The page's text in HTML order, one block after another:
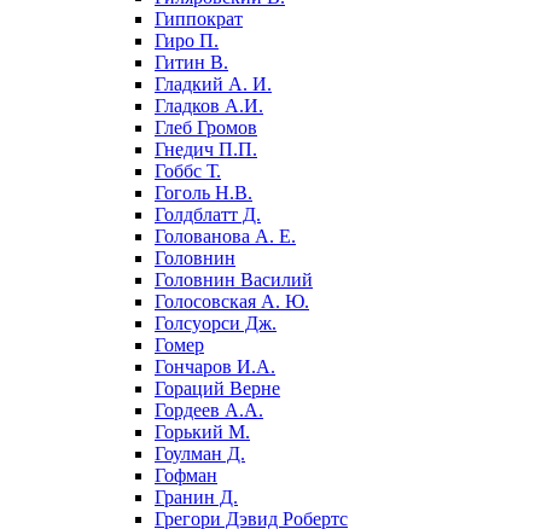
Гиппократ
Гиро П.
Гитин В.
Гладкий А. И.
Гладков А.И.
Глеб Громов
Гнедич П.П.
Гоббс Т.
Гоголь Н.В.
Голдблатт Д.
Голованова А. Е.
Головнин
Головнин Василий
Голосовская А. Ю.
Голсуорси Дж.
Гомер
Гончаров И.А.
Гораций Верне
Гордеев А.А.
Горький М.
Гоулман Д.
Гофман
Гранин Д.
Грегори Дэвид Робертс